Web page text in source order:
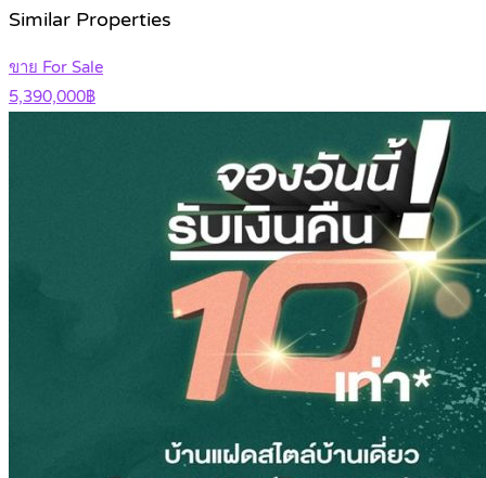
Similar Properties
ขาย For Sale
5,390,000฿